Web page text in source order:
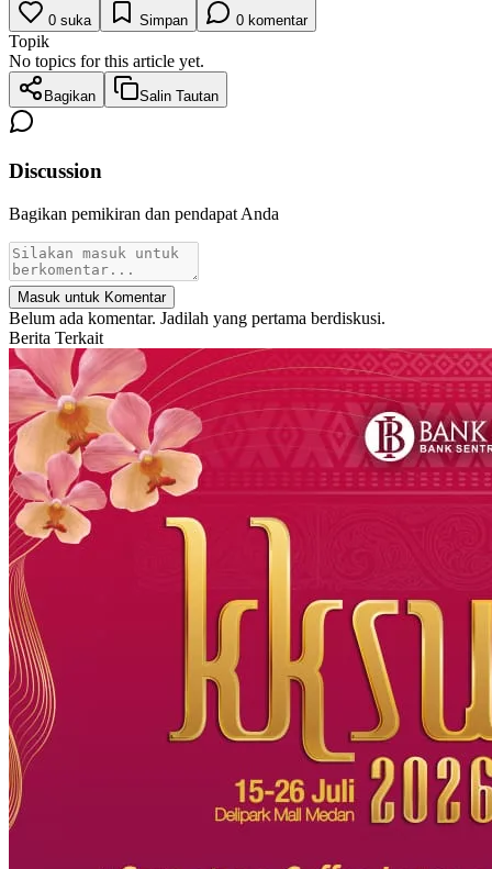
0 suka Simpan 0 komentar
Topik
No topics for this article yet.
Bagikan Salin Tautan
Discussion
Bagikan pemikiran dan pendapat Anda
Masuk untuk Komentar
Belum ada komentar. Jadilah yang pertama berdiskusi.
Berita Terkait